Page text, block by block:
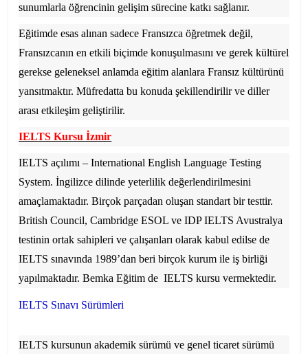
sunumlarla öğrencinin gelişim sürecine katkı sağlanır.
Eğitimde esas alınan sadece Fransızca öğretmek değil,
Fransızcanın en etkili biçimde konuşulmasını ve gerek kültürel
gerekse geleneksel anlamda eğitim alanlara Fransız kültürünü
yansıtmaktır. Müfredatta bu konuda şekillendirilir ve diller
arası etkileşim geliştirilir.
IELTS Kursu İzmir
IELTS açılımı – International English Language Testing
System. İngilizce dilinde yeterlilik değerlendirilmesini
amaçlamaktadır. Birçok parçadan oluşan standart bir testtir.
British Council, Cambridge ESOL ve IDP IELTS Avustralya
testinin ortak sahipleri ve çalışanları olarak kabul edilse de
IELTS sınavında 1989’dan beri birçok kurum ile iş birliği
yapılmaktadır.Bemka Eğitim de IELTS kursu vermektedir.
IELTS Sınavı Sürümleri
IELTS kursunun akademik sürümü ve genel ticaret sürümü